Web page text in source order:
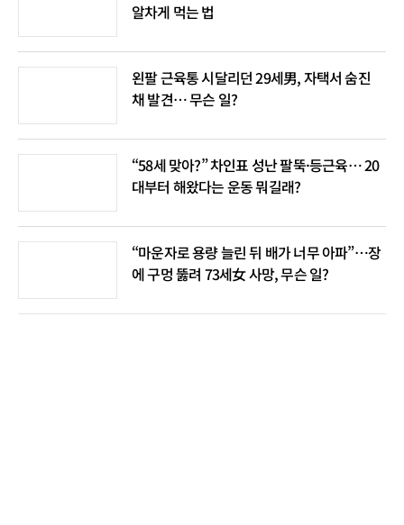
알차게 먹는 법
왼팔 근육통 시달리던 29세男, 자택서 숨진
채 발견… 무슨 일?
“58세 맞아?” 차인표 성난 팔뚝·등근육… 20
대부터 해왔다는 운동 뭐길래?
“마운자로 용량 늘린 뒤 배가 너무 아파”…장
에 구멍 뚫려 73세女 사망, 무슨 일?